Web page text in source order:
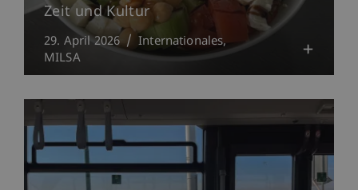
Zeit und Kultur
29. April 2026
Internationales
MILSA